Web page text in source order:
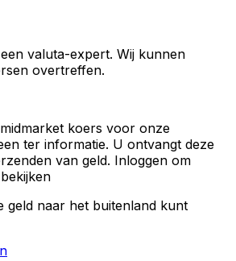
valuta-expert. Wij kunnen
overtreffen.
koers voor onze
ter informatie. U ontvangt deze
van geld. Inloggen om
geld naar het buitenland kunt